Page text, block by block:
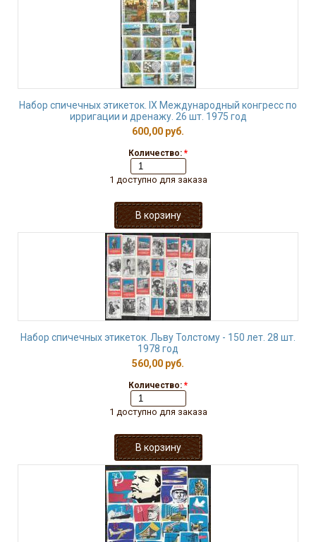
Набор спичечных этикеток. IX Международный конгресс по
ирригации и дренажу. 26 шт. 1975 год
600,00 руб.
Количество: *
1 доступно для заказа
Набор спичечных этикеток. Льву Толстому - 150 лет. 28 шт.
1978 год
560,00 руб.
Количество: *
1 доступно для заказа